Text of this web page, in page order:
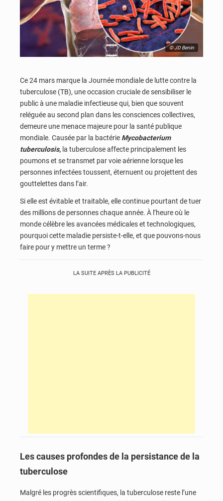
© JD Benin
Ce 24 mars marque la Journée mondiale de lutte contre la
tuberculose (TB), une occasion cruciale de sensibiliser le
public à une maladie infectieuse qui, bien que souvent
reléguée au second plan dans les consciences collectives,
demeure une menace majeure pour la santé publique
mondiale. Causée par la bactérie Mycobacterium
tuberculosis, la tuberculose affecte principalement les
poumons et se transmet par voie aérienne lorsque les
personnes infectées toussent, éternuent ou projettent des
gouttelettes dans l’air.
Si elle est évitable et traitable, elle continue pourtant de tuer
des millions de personnes chaque année. À l’heure où le
monde célèbre les avancées médicales et technologiques,
pourquoi cette maladie persiste-t-elle, et que pouvons-nous
faire pour y mettre un terme ?
LA SUITE APRÈS LA PUBLICITÉ
Les causes profondes de la persistance de la
tuberculose
Malgré les progrès scientifiques, la tuberculose reste l’une